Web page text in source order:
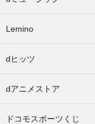
Lemino
dヒッツ
dアニメストア
ドコモスポーツくじ